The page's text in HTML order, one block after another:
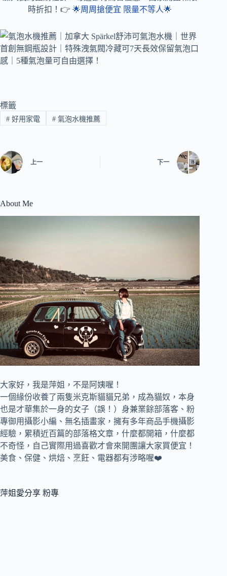
時折扣！👉🌟周周搶便宜 限量不等人🌟
標籤
#好用家電 #氣泡水機推薦
上一 下一
About Me
大家好，我是萍姐，不是阿姨喔！
一個緣份收養了兩隻米克斯貓貓兄弟，成為貓奴， 本身
也是才華集於一身的女子（誤！）身兼業餘部落客、 粉
專御用攝影小編、 無名插畫家， 擁有多年商品手機攝影
經驗，累積近百篇的部落格文章， 什麼都開箱，什麼都
不奇怪，自己實際用過喜歡才會來開團讓大家買便宜！
美食、保健、烘焙、烹飪、電器都有涉略喔❤️
萍姐愛分享 粉專